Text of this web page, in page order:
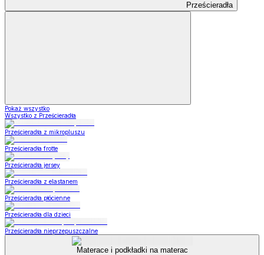
Prześcieradła
Pokaż wszystko
Wszystko z Prześcieradła
Prześcieradła z mikropluszu
Prześcieradła frotte
Prześcieradła jersey
Prześcieradła z elastanem
Prześcieradła płócienne
Prześcieradła dla dzieci
Prześcieradła nieprzepuszczalne
Materace i podkładki na materac